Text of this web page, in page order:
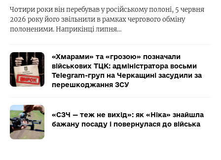
Чотири роки він перебував у російському полоні, 5 червня
2026 року його звільнили в рамках чергового обміну
полоненими. Наприкінці липня…
«Хмарами» та «грозою» позначали
військових ТЦК: адміністратора восьми
Telegram-груп на Черкащині засудили за
перешкоджання ЗСУ
«СЗЧ — теж не вихід»: як «Ніка» знайшла
бажану посаду і повернулася до війська